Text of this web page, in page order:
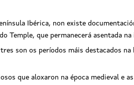
Ibérica, non existe
Temple, que permanecerá asentada
son os períodos máis destacados
que aloxaron na época medieval e